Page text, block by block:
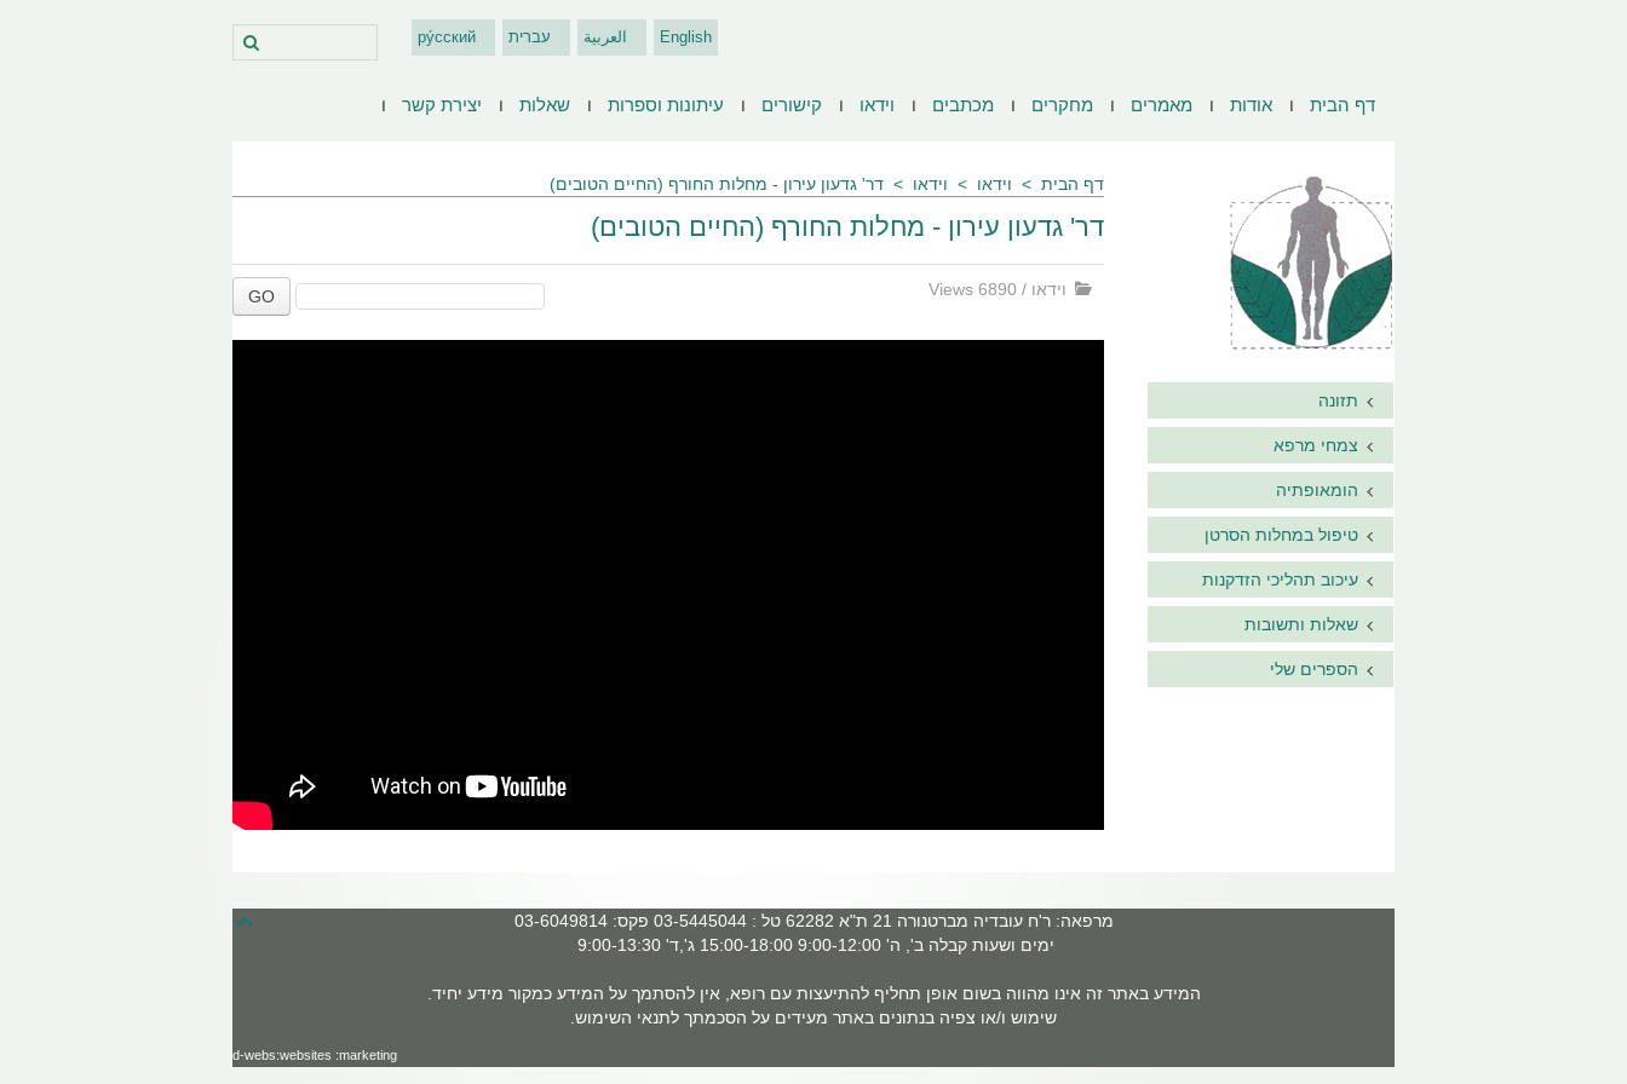
English العربية עברית ру́сский
דף הבית אודות מאמרים מחקרים מכתבים וידאו קישורים עיתונות וספרות שאלות יצירת קשר
דף הבית וידאו וידאו דר' גדעון עירון - מחלות החורף (החיים הטובים)
דר' גדעון עירון - מחלות החורף (החיים הטובים)
וידאו /
6890 Views
GO
תזונה
צמחי מרפא
הומאופתיה
טיפול במחלות הסרטן
עיכוב תהליכי הזדקנות
שאלות ותשובות
הספרים שלי
מרפאה: ר'ח עובדיה מברטנורה 21 ת"א 62282 טל : 03-5445044 פקס: 03-6049814
ימים ושעות קבלה ב', ה' 9:00-12:00 15:00-18:00 ג',ד' 9:00-13:30
המידע באתר זה אינו מהווה בשום אופן תחליף להתיעצות עם רופא, אין להסתמך על המידע כמקור מידע יחיד.
שימוש ו/או צפיה בנתונים באתר מעידים על הסכמתך לתנאי השימוש.
d-webs:websites :marketing